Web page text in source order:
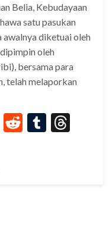
Belia, Kebudayaan
satu pasukan
awalnya diketuai oleh
oleh
bersama para
telah melaporkan
LinkedIn
RedditTumblr